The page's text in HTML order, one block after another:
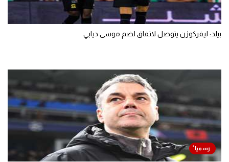
بيلد: ليفركوزن يتوصل لاتفاق لضم موسى ديابي